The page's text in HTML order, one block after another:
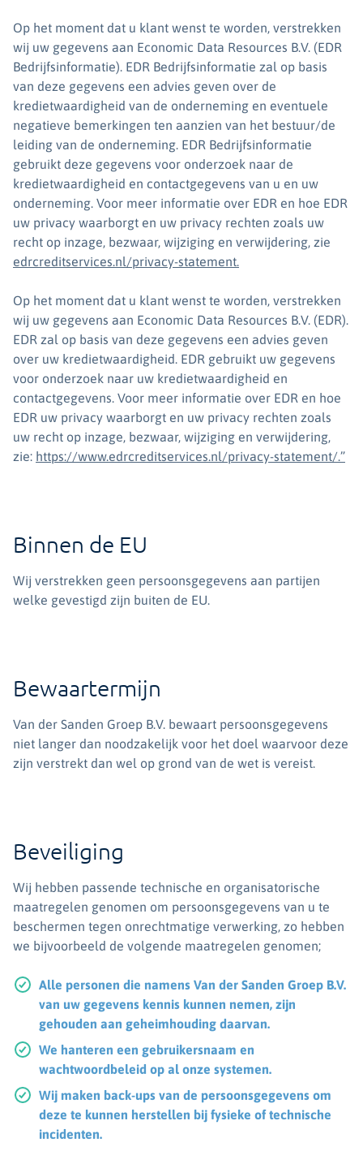
Op het moment dat u klant wenst te worden, verstrekken
wij uw gegevens aan Economic Data Resources B.V. (EDR
Bedrijfsinformatie). EDR Bedrijfsinformatie zal op basis
van deze gegevens een advies geven over de
kredietwaardigheid van de onderneming en eventuele
negatieve bemerkingen ten aanzien van het bestuur/de
leiding van de onderneming. EDR Bedrijfsinformatie
gebruikt deze gegevens voor onderzoek naar de
kredietwaardigheid en contactgegevens van u en uw
onderneming. Voor meer informatie over EDR en hoe EDR
uw privacy waarborgt en uw privacy rechten zoals uw
recht op inzage, bezwaar, wijziging en verwijdering, zie
edrcreditservices.nl/privacy-statement.
Op het moment dat u klant wenst te worden, verstrekken
wij uw gegevens aan Economic Data Resources B.V. (EDR).
EDR zal op basis van deze gegevens een advies geven
over uw kredietwaardigheid. EDR gebruikt uw gegevens
voor onderzoek naar uw kredietwaardigheid en
contactgegevens. Voor meer informatie over EDR en hoe
EDR uw privacy waarborgt en uw privacy rechten zoals
uw recht op inzage, bezwaar, wijziging en verwijdering,
zie: https://www.edrcreditservices.nl/privacy-statement/.”
Binnen de EU
Wij verstrekken geen persoonsgegevens aan partijen
welke gevestigd zijn buiten de EU.
Bewaartermijn
Van der Sanden Groep B.V. bewaart persoonsgegevens
niet langer dan noodzakelijk voor het doel waarvoor deze
zijn verstrekt dan wel op grond van de wet is vereist.
Beveiliging
Wij hebben passende technische en organisatorische
maatregelen genomen om persoonsgegevens van u te
beschermen tegen onrechtmatige verwerking, zo hebben
we bijvoorbeeld de volgende maatregelen genomen;
Alle personen die namens Van der Sanden Groep B.V.
van uw gegevens kennis kunnen nemen, zijn
gehouden aan geheimhouding daarvan.
We hanteren een gebruikersnaam en
wachtwoordbeleid op al onze systemen.
Wij maken back-ups van de persoonsgegevens om
deze te kunnen herstellen bij fysieke of technische
incidenten.